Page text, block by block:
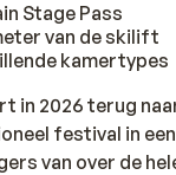
Stage Pass
van de skilift
kamertypes
in 2026 terug
festival in
van over de